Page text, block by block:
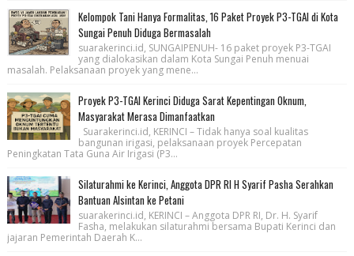
Kelompok Tani Hanya Formalitas, 16 Paket Proyek P3-TGAI di Kota
Sungai Penuh Diduga Bermasalah
suarakerinci.id, SUNGAIPENUH- 16 paket proyek P3-TGAI
yang dialokasikan dalam Kota Sungai Penuh menuai
masalah. Pelaksanaan proyek yang mene...
Proyek P3-TGAI Kerinci Diduga Sarat Kepentingan Oknum,
Masyarakat Merasa Dimanfaatkan
Suarakerinci.id, KERINCI – Tidak hanya soal kualitas
bangunan irigasi, pelaksanaan proyek Percepatan
Peningkatan Tata Guna Air Irigasi (P3...
Silaturahmi ke Kerinci, Anggota DPR RI H Syarif Pasha Serahkan
Bantuan Alsintan ke Petani
suarakerinci.id, KERINCI – Anggota DPR RI, Dr. H. Syarif
Fasha, melakukan silaturahmi bersama Bupati Kerinci dan
jajaran Pemerintah Daerah K...